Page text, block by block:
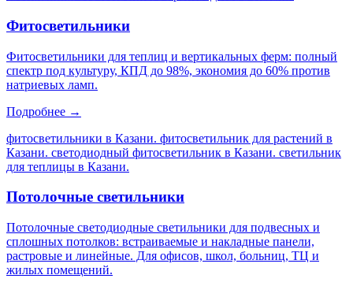
Фитосветильники
Фитосветильники для теплиц и вертикальных ферм: полный
спектр под культуру, КПД до 98%, экономия до 60% против
натриевых ламп.
Подробнее →
фитосветильники в Казани. фитосветильник для растений в
Казани. светодиодный фитосветильник в Казани. светильник
для теплицы в Казани.
Потолочные светильники
Потолочные светодиодные светильники для подвесных и
сплошных потолков: встраиваемые и накладные панели,
растровые и линейные. Для офисов, школ, больниц, ТЦ и
жилых помещений.